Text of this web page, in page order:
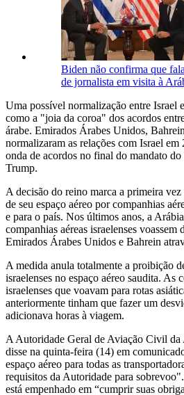
Biden não confirma que
de jornalista em visita à
Uma possível normalização entre Israel
como a "joia da coroa" dos acordos
árabe. Emirados Árabes Unidos,
normalizaram as relações com Israel em
onda de acordos no final do mandato
Trump.
A decisão do reino marca a primeira
de seu espaço aéreo por companhias
e para o país. Nos últimos anos, a
companhias aéreas israelenses
Emirados Árabes Unidos e Bahrein
A medida anula totalmente a proibição
israelenses no espaço aéreo saudita. As
israelenses que voavam para rotas
anteriormente tinham que fazer um
adicionava horas à viagem.
A Autoridade Geral de Aviação Civil
disse na quinta-feira (14) em
espaço aéreo para todas as
requisitos da Autoridade para
está empenhado em “cumprir suas